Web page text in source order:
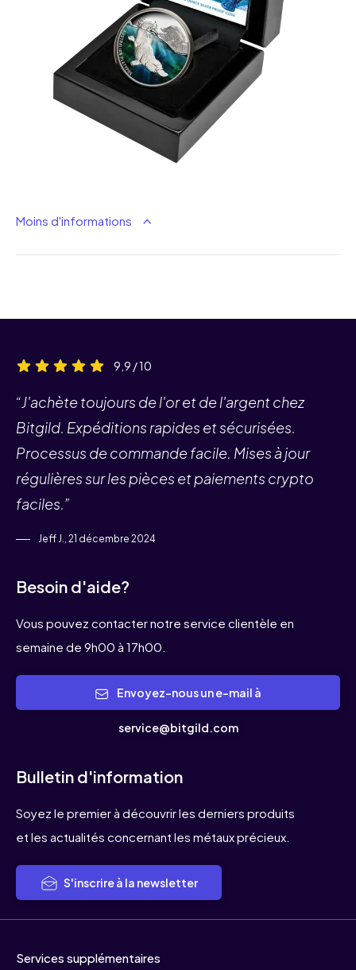
Moins d'informations
9,9 / 10
“J'achète toujours de l'or et de l'argent chez
Bitgild. Expéditions rapides et sécurisées.
Processus de commande facile. Mises à jour
régulières sur les pièces et paiements crypto
faciles.”
Jeff J., 21 décembre 2024
Besoin d'aide?
Vous pouvez contacter notre service clientèle en
semaine de 9h00 à 17h00.
service@bitgild.com
Bulletin d'information
Soyez le premier à découvrir les derniers produits
et les actualités concernant les métaux précieux.
S'inscrire à la newsletter
Services supplémentaires